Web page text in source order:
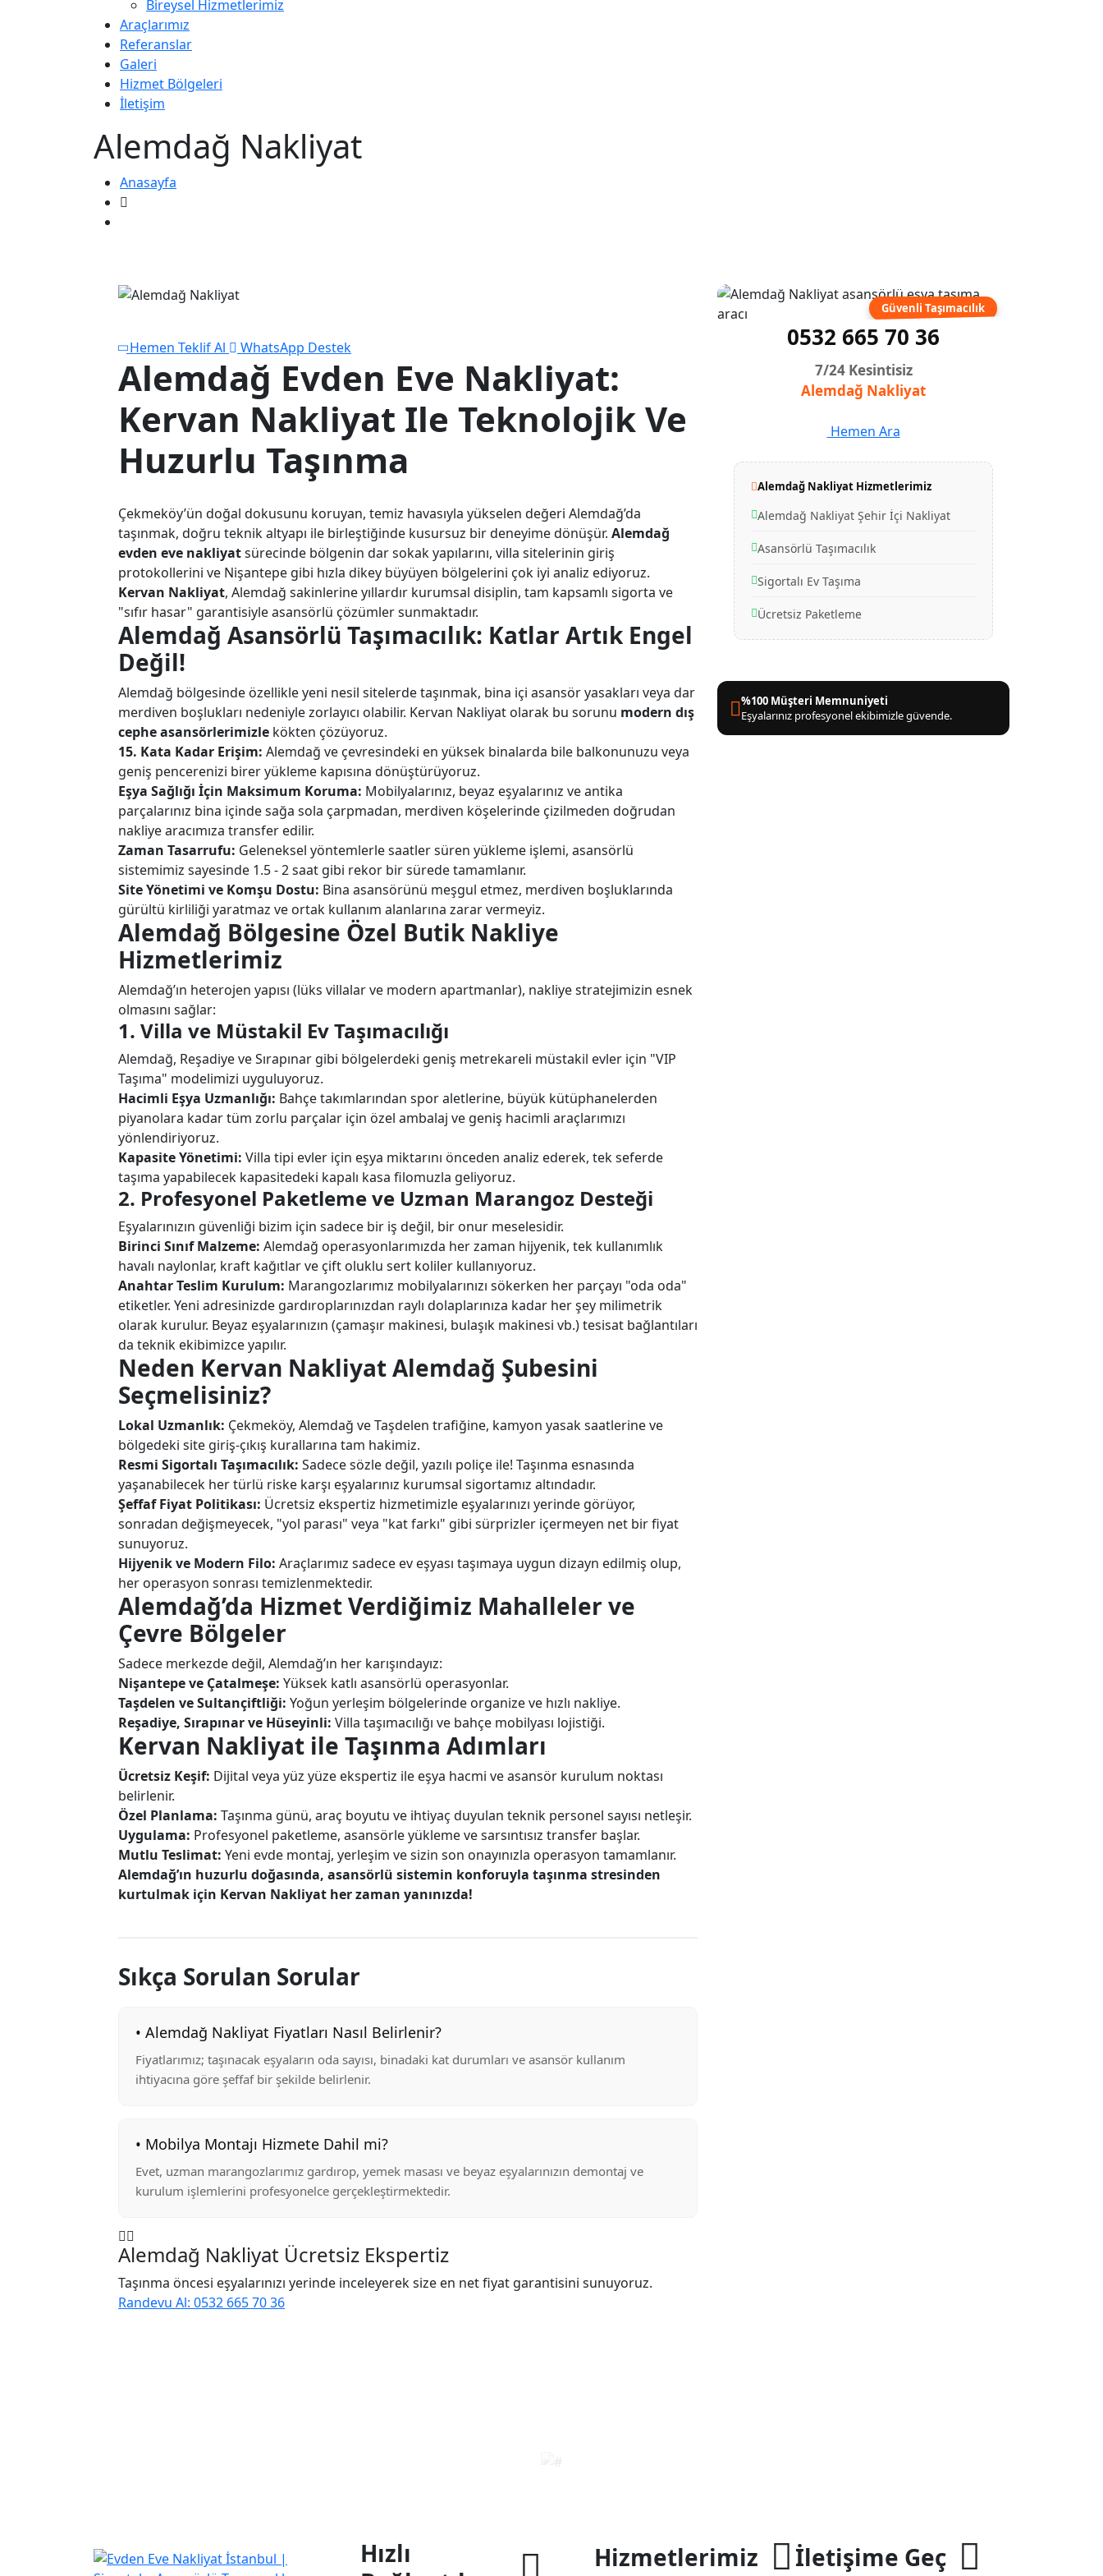
Bireysel Hizmetlerimiz
Araçlarımız
Referanslar
Galeri
Hizmet Bölgeleri
İletişim
Alemdağ Nakliyat
Anasayfa
Hemen Teklif Al WhatsApp Destek
Alemdağ Evden Eve Nakliyat:
Kervan Nakliyat Ile Teknolojik Ve
Huzurlu Taşınma
Çekmeköy’ün doğal dokusunu koruyan, temiz havasıyla yükselen değeri Alemdağ’da
taşınmak, doğru teknik altyapı ile birleştiğinde kusursuz bir deneyime dönüşür. Alemdağ
evden eve nakliyatsürecinde bölgenin dar sokak yapılarını, villa sitelerinin giriş
protokollerini ve Nişantepe gibi hızla dikey büyüyen bölgelerini çok iyi analiz ediyoruz.
Kervan Nakliyat, Alemdağ sakinlerine yıllardır kurumsal disiplin, tam kapsamlı sigorta ve
"sıfır hasar" garantisiyle asansörlü çözümler sunmaktadır.
Alemdağ Asansörlü Taşımacılık: Katlar Artık Engel
Değil!
Alemdağ bölgesinde özellikle yeni nesil sitelerde taşınmak, bina içi asansör yasakları veya dar
merdiven boşlukları nedeniyle zorlayıcı olabilir. Kervan Nakliyat olarak bu sorunu modern dış
cephe asansörlerimizle kökten çözüyoruz.
15. Kata Kadar Erişim: Alemdağ ve çevresindeki en yüksek binalarda bile balkonunuzu veya
geniş pencerenizi birer yükleme kapısına dönüştürüyoruz.
Eşya Sağlığı İçin Maksimum Koruma: Mobilyalarınız, beyaz eşyalarınız ve antika
parçalarınız bina içinde sağa sola çarpmadan, merdiven köşelerinde çizilmeden doğrudan
nakliye aracımıza transfer edilir.
Zaman Tasarrufu: Geleneksel yöntemlerle saatler süren yükleme işlemi, asansörlü
sistemimiz sayesinde 1.5 - 2 saat gibi rekor bir sürede tamamlanır.
Site Yönetimi ve Komşu Dostu: Bina asansörünü meşgul etmez, merdiven boşluklarında
gürültü kirliliği yaratmaz ve ortak kullanım alanlarına zarar vermeyiz.
Alemdağ Bölgesine Özel Butik Nakliye
Hizmetlerimiz
Alemdağ’ın heterojen yapısı (lüks villalar ve modern apartmanlar), nakliye stratejimizin esnek
olmasını sağlar:
1. Villa ve Müstakil Ev Taşımacılığı
Alemdağ, Reşadiye ve Sırapınar gibi bölgelerdeki geniş metrekareli müstakil evler için "VIP
Taşıma" modelimizi uyguluyoruz.
Hacimli Eşya Uzmanlığı: Bahçe takımlarından spor aletlerine, büyük kütüphanelerden
piyanolara kadar tüm zorlu parçalar için özel ambalaj ve geniş hacimli araçlarımızı
yönlendiriyoruz.
Kapasite Yönetimi: Villa tipi evler için eşya miktarını önceden analiz ederek, tek seferde
taşıma yapabilecek kapasitedeki kapalı kasa filomuzla geliyoruz.
2. Profesyonel Paketleme ve Uzman Marangoz Desteği
Eşyalarınızın güvenliği bizim için sadece bir iş değil, bir onur meselesidir.
Birinci Sınıf Malzeme: Alemdağ operasyonlarımızda her zaman hijyenik, tek kullanımlık
havalı naylonlar, kraft kağıtlar ve çift oluklu sert koliler kullanıyoruz.
Anahtar Teslim Kurulum: Marangozlarımız mobilyalarınızı sökerken her parçayı "oda oda"
etiketler. Yeni adresinizde gardıroplarınızdan raylı dolaplarınıza kadar her şey milimetrik
olarak kurulur. Beyaz eşyalarınızın (çamaşır makinesi, bulaşık makinesi vb.) tesisat bağlantıları
da teknik ekibimizce yapılır.
Neden Kervan Nakliyat Alemdağ Şubesini
Seçmelisiniz?
Lokal Uzmanlık: Çekmeköy, Alemdağ ve Taşdelen trafiğine, kamyon yasak saatlerine ve
bölgedeki site giriş-çıkış kurallarına tam hakimiz.
Resmi Sigortalı Taşımacılık: Sadece sözle değil, yazılı poliçe ile! Taşınma esnasında
yaşanabilecek her türlü riske karşı eşyalarınız kurumsal sigortamız altındadır.
Şeffaf Fiyat Politikası: Ücretsiz ekspertiz hizmetimizle eşyalarınızı yerinde görüyor,
sonradan değişmeyecek, "yol parası" veya "kat farkı" gibi sürprizler içermeyen net bir fiyat
sunuyoruz.
Hijyenik ve Modern Filo: Araçlarımız sadece ev eşyası taşımaya uygun dizayn edilmiş olup,
her operasyon sonrası temizlenmektedir.
Alemdağ’da Hizmet Verdiğimiz Mahalleler ve
Çevre Bölgeler
Sadece merkezde değil, Alemdağ’ın her karışındayız:
Nişantepe ve Çatalmeşe: Yüksek katlı asansörlü operasyonlar.
Taşdelen ve Sultançiftliği: Yoğun yerleşim bölgelerinde organize ve hızlı nakliye.
Reşadiye, Sırapınar ve Hüseyinli: Villa taşımacılığı ve bahçe mobilyası lojistiği.
Kervan Nakliyat ile Taşınma Adımları
Ücretsiz Keşif: Dijital veya yüz yüze ekspertiz ile eşya hacmi ve asansör kurulum noktası
belirlenir.
Özel Planlama: Taşınma günü, araç boyutu ve ihtiyaç duyulan teknik personel sayısı netleşir.
Uygulama: Profesyonel paketleme, asansörle yükleme ve sarsıntısız transfer başlar.
Mutlu Teslimat: Yeni evde montaj, yerleşim ve sizin son onayınızla operasyon tamamlanır.
Alemdağ’ın huzurlu doğasında, asansörlü sistemin konforuyla taşınma stresinden
kurtulmak için Kervan Nakliyat her zaman yanınızda!
Sıkça Sorulan Sorular
• Alemdağ Nakliyat Fiyatları Nasıl Belirlenir?
Fiyatlarımız; taşınacak eşyaların oda sayısı, binadaki kat durumları ve asansör kullanım
ihtiyacına göre şeffaf bir şekilde belirlenir.
• Mobilya Montajı Hizmete Dahil mi?
Evet, uzman marangozlarımız gardırop, yemek masası ve beyaz eşyalarınızın demontaj ve
kurulum işlemlerini profesyonelce gerçekleştirmektedir.
Alemdağ Nakliyat Ücretsiz Ekspertiz
Taşınma öncesi eşyalarınızı yerinde inceleyerek size en net fiyat garantisini sunuyoruz.
Randevu Al: 0532 665 70 36
Güvenli Taşımacılık
0532 665 70 36
7/24 Kesintisiz
Alemdağ Nakliyat
Hemen Ara
Alemdağ Nakliyat Hizmetlerimiz
Alemdağ Nakliyat Şehir İçi Nakliyat
Asansörlü Taşımacılık
Sigortalı Ev Taşıma
Ücretsiz Paketleme
%100 Müşteri Memnuniyeti
Eşyalarınız profesyonel ekibimizle güvende.
Hızlı
Hizmetlerimiz İletişime Geç